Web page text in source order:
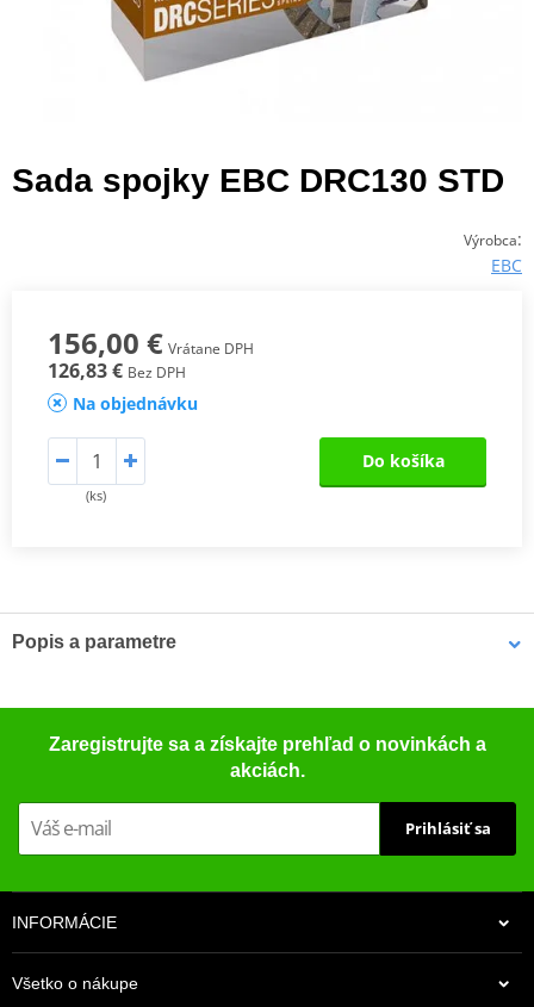
Sada spojky EBC DRC130 STD
Výrobca:
EBC
156,00 € Vrátane DPH
126,83 € Bez DPH
Na objednávku
(ks)
Do košíka
Popis a parametre
Kompletní sada standardních třecích i ocelových unášecích lamel
pro offroad (motocross, enduro a ATV), včetně zesílených
Zaregistrujte sa a získajte prehľad o novinkách a
akciách.
Prihlásiť sa
INFORMÁCIE
Všetko o nákupe